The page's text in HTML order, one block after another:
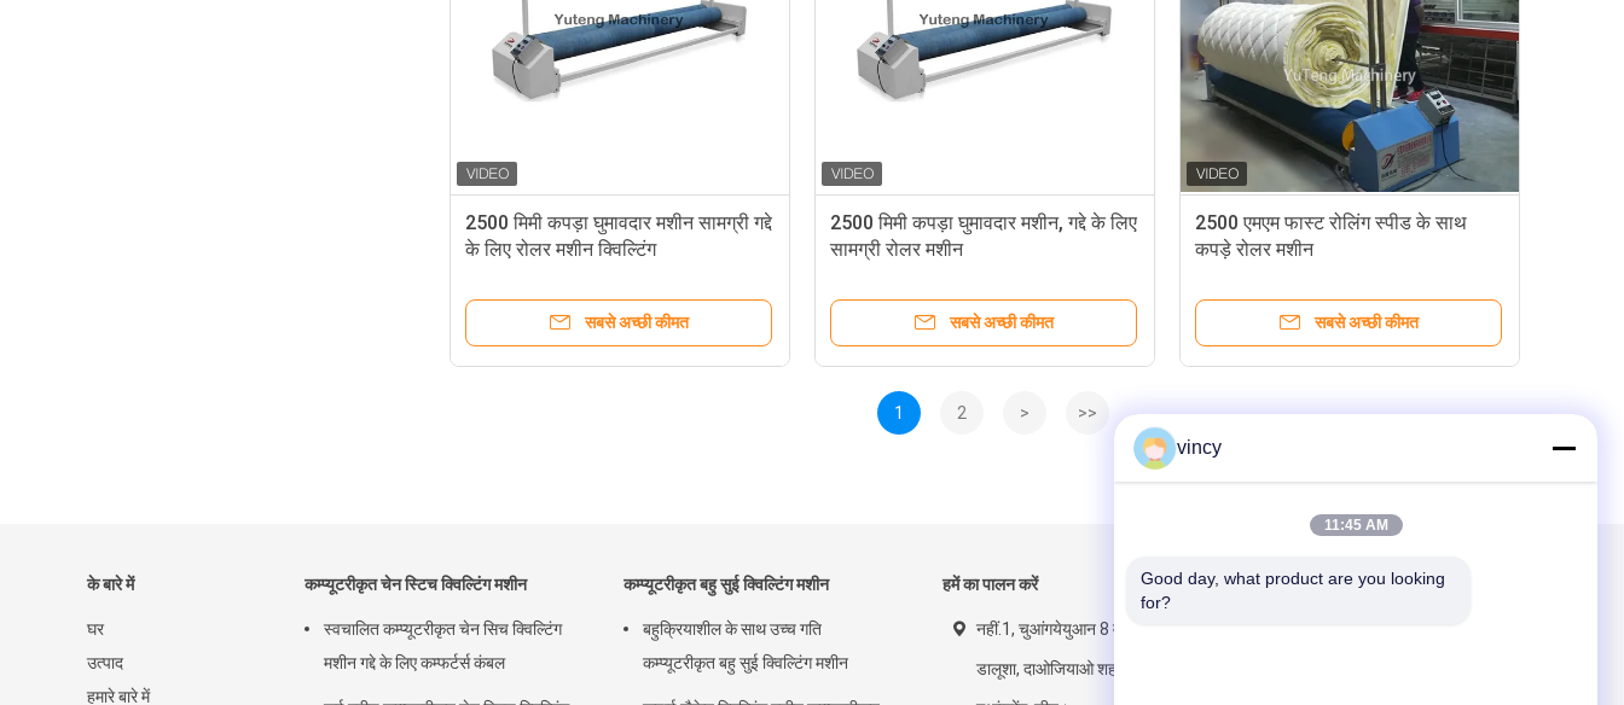
2500 मिमी कपड़ा घुमावदार मशीन सामग्री गद्दे
के लिए रोलर मशीन क्विल्टिंग
सबसे अच्छी कीमत
2500 मिमी कपड़ा घुमावदार मशीन, गद्दे के लिए
सामग्री रोलर मशीन
सबसे अच्छी कीमत
2500 एमएम फास्ट रोलिंग स्पीड के साथ
कपड़े रोलर मशीन
सबसे अच्छी कीमत
1 2 > >>
के बारे में
घर
उत्पाद
हमारे बारे में
कम्प्यूटरीकृत चेन स्टिच क्विल्टिंग मशीन
स्वचालित कम्प्यूटरीकृत चेन सिच क्विल्टिंग
मशीन गद्दे के लिए कम्फर्टर्स कंबल
कम्प्यूटरीकृत बहु सुई क्विल्टिंग मशीन
बहुक्रियाशील के साथ उच्च गति
कम्प्यूटरीकृत बहु सुई क्विल्टिंग मशीन
हमें का पालन करें
नहीं.1, चुआंगयेयुआन 8 वीं सड़क,
डालूशा, दाओजियाओ शहर, डोंगगुआन,
हमें मेल करें
vincy
11:45 AM
Good day, what product are you looking
for?